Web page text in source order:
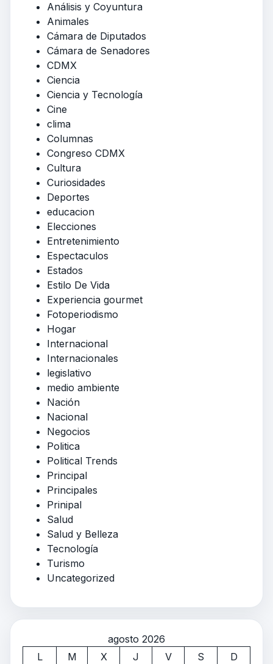
Análisis y Coyuntura
Animales
Cámara de Diputados
Cámara de Senadores
CDMX
Ciencia
Ciencia y Tecnología
Cine
clima
Columnas
Congreso CDMX
Cultura
Curiosidades
Deportes
educacion
Elecciones
Entretenimiento
Espectaculos
Estados
Estilo De Vida
Experiencia gourmet
Fotoperiodismo
Hogar
Internacional
Internacionales
legislativo
medio ambiente
Nación
Nacional
Negocios
Politica
Political Trends
Principal
Principales
Prinipal
Salud
Salud y Belleza
Tecnología
Turismo
Uncategorized
agosto 2026
L
M X J V S
D